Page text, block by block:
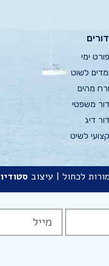
ימי
לשוט
מהים
משפטי
דיג
לשיט
לכחול | עיצובסטודיו